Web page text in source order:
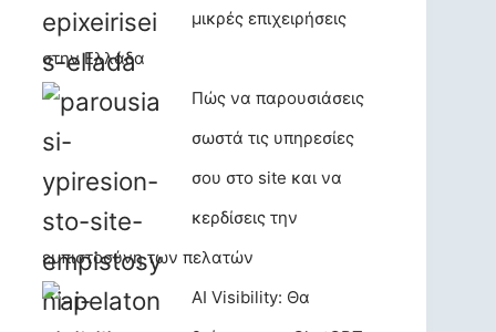
μικρές επιχειρήσεις
στην Ελλάδα
Πώς να παρουσιάσεις
σωστά τις υπηρεσίες
σου στο site και να
κερδίσεις την
εμπιστοσύνη των πελατών
AI Visibility: Θα